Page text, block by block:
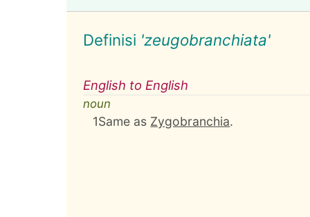
Definisi 'zeugobranchiata'
English to English
noun
1Same as Zygobranchia.